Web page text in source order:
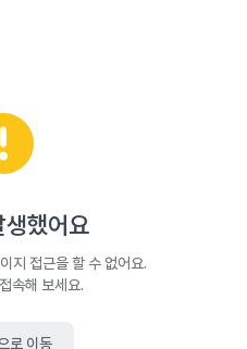
생했어요
지 접근을 할 수 없어요.
속해 보세요.
로 이동